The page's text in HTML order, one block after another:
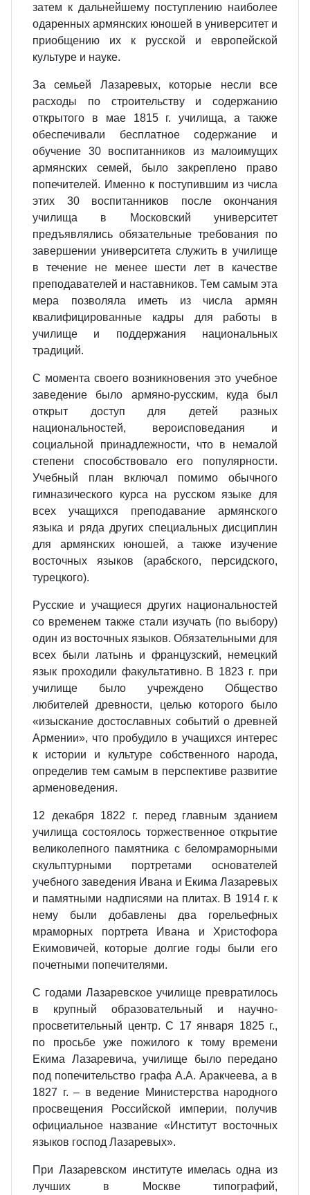
затем к дальнейшему поступлению наиболее
одаренных армянских юношей в университет и
приобщению их к русской и европейской
культуре и науке.
За семьей Лазаревых, которые несли все
расходы по строительству и содержанию
открытого в мае 1815 г. училища, а также
обеспечивали бесплатное содержание и
обучение 30 воспитанников из малоимущих
армянских семей, было закреплено право
попечителей. Именно к поступившим из числа
этих 30 воспитанников после окончания
училища в Московский университет
предъявлялись обязательные требования по
завершении университета служить в училище
в течение не менее шести лет в качестве
преподавателей и наставников. Тем самым эта
мера позволяла иметь из числа армян
квалифицированные кадры для работы в
училище и поддержания национальных
традиций.
С момента своего возникновения это учебное
заведение было армяно-русским, куда был
открыт доступ для детей разных
национальностей, вероисповедания и
социальной принадлежности, что в немалой
степени способствовало его популярности.
Учебный план включал помимо обычного
гимназического курса на русском языке для
всех учащихся преподавание армянского
языка и ряда других специальных дисциплин
для армянских юношей, а также изучение
восточных языков (арабского, персидского,
турецкого).
Русские и учащиеся других национальностей
со временем также стали изучать (по выбору)
один из восточных языков. Обязательными для
всех были латынь и французский, немецкий
язык проходили факультативно. В 1823 г. при
училище было учреждено Общество
любителей древности, целью которого было
«изыскание достославных событий о древней
Армении», что пробудило в учащихся интерес
к истории и культуре собственного народа,
определив тем самым в перспективе развитие
арменоведения.
12 декабря 1822 г. перед главным зданием
училища состоялось торжественное открытие
великолепного памятника с беломраморными
скульптурными портретами основателей
учебного заведения Ивана и Екима Лазаревых
и памятными надписями на плитах. В 1914 г. к
нему были добавлены два горельефных
мраморных портрета Ивана и Христофора
Екимовичей, которые долгие годы были его
почетными попечителями.
С годами Лазаревское училище превратилось
в крупный образовательный и научно-
просветительный центр. С 17 января 1825 г.,
по просьбе уже пожилого к тому времени
Екима Лазаревича, училище было передано
под попечительство графа А.А. Аракчеева, а в
1827 г. – в ведение Министерства народного
просвещения Российской империи, получив
официальное название «Институт восточных
языков господ Лазаревых».
При Лазаревском институте имелась одна из
лучших в Москве типографий,